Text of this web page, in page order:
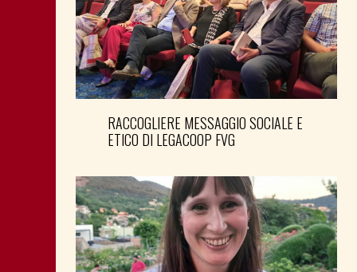
RACCOGLIERE MESSAGGIO SOCIALE E
ETICO DI LEGACOOP FVG